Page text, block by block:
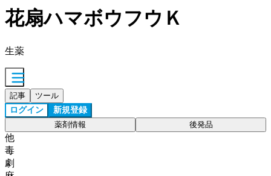
花扇ハマボウフウＫ
生薬
記事 ツール
ログイン 新規登録
薬剤情報 後発品
他
毒
劇